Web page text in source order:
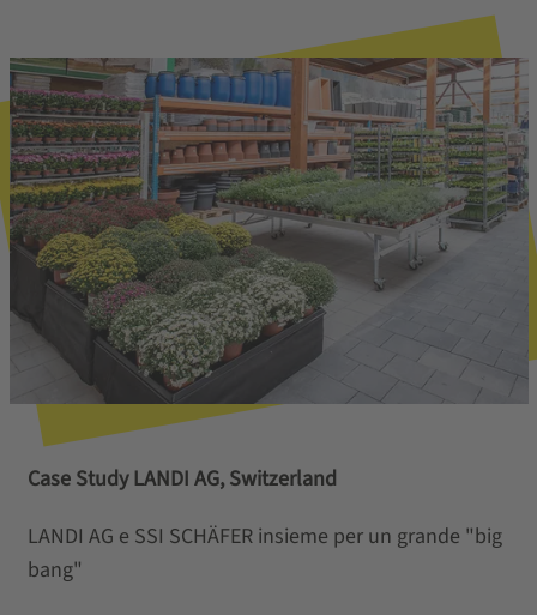
Case Study LANDI AG, Switzerland
LANDI AG e SSI SCHÄFER insieme per un grande "big
bang"